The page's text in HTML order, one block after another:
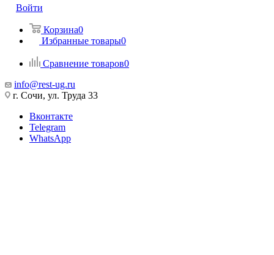
Войти
Корзина0
Избранные товары0
Сравнение товаров0
info@rest-ug.ru
г. Сочи, ул. Труда 33
Вконтакте
Telegram
WhatsApp